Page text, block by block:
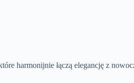
harmonijnie łączą elegancję z